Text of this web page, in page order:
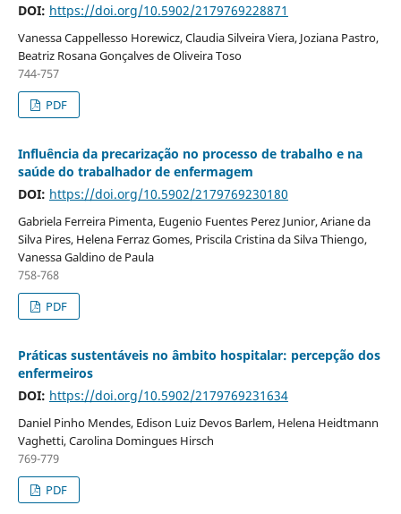
DOI: https://doi.org/10.5902/2179769228871
Vanessa Cappellesso Horewicz, Claudia Silveira Viera, Joziana Pastro,
Beatriz Rosana Gonçalves de Oliveira Toso
744-757
PDF
Influência da precarização no processo de trabalho e na
saúde do trabalhador de enfermagem
DOI: https://doi.org/10.5902/2179769230180
Gabriela Ferreira Pimenta, Eugenio Fuentes Perez Junior, Ariane da
Silva Pires, Helena Ferraz Gomes, Priscila Cristina da Silva Thiengo,
Vanessa Galdino de Paula
758-768
PDF
Práticas sustentáveis no âmbito hospitalar: percepção dos
enfermeiros
DOI: https://doi.org/10.5902/2179769231634
Daniel Pinho Mendes, Edison Luiz Devos Barlem, Helena Heidtmann
Vaghetti, Carolina Domingues Hirsch
769-779
PDF